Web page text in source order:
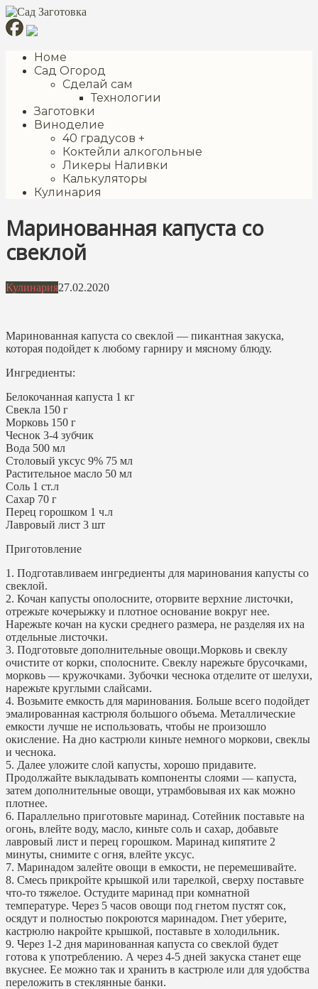
Перейти
к
контенту
Номе
Сад Огород
Сделай сам
Технологии
Заготовки
Виноделие
40 градусов +
Коктейли алкогольные
Ликеры Наливки
Калькуляторы
Кулинария
Маринованная капуста со
свеклой
Кулинария27.02.2020
Маринованная капуста со свеклой — пикантная закуска,
которая подойдет к любому гарниру и мясному блюду.
Ингредиенты:
Белокочанная капуста 1 кг
Свекла 150 г
Морковь 150 г
Чеснок 3-4 зубчик
Вода 500 мл
Столовый уксус 9% 75 мл
Растительное масло 50 мл
Соль 1 ст.л
Сахар 70 г
Перец горошком 1 ч.л
Лавровый лист 3 шт
Приготовление
1. Подготавливаем ингредиенты для маринования капусты со
свеклой.
2. Кочан капусты ополосните, оторвите верхние листочки,
отрежьте кочерыжку и плотное основание вокруг нее.
Нарежьте кочан на куски среднего размера, не разделяя их на
отдельные листочки.
3. Подготовьте дополнительные овощи.Морковь и свеклу
очистите от корки, сполосните. Свеклу нарежьте брусочками,
морковь — кружочками. Зубочки чеснока отделите от шелухи,
нарежьте круглыми слайсами.
4. Возьмите емкость для маринования. Больше всего подойдет
эмалированная кастрюля большого объема. Металлические
емкости лучше не использовать, чтобы не произошло
окисление. На дно кастрюли киньте немного моркови, свеклы
и чеснока.
5. Далее уложите слой капусты, хорошо придавите.
Продолжайте выкладывать компоненты слоями — капуста,
затем дополнительные овощи, утрамбовывая их как можно
плотнее.
6. Параллельно приготовьте маринад. Сотейник поставьте на
огонь, влейте воду, масло, киньте соль и сахар, добавьте
лавровый лист и перец горошком. Маринад кипятите 2
минуты, снимите с огня, влейте уксус.
7. Маринадом залейте овощи в емкости, не перемешивайте.
8. Смесь прикройте крышкой или тарелкой, сверху поставьте
что-то тяжелое. Остудите маринад при комнатной
температуре. Через 5 часов овощи под гнетом пустят сок,
осядут и полностью покроются маринадом. Гнет уберите,
кастрюлю накройте крышкой, поставьте в холодильник.
9. Через 1-2 дня маринованная капуста со свеклой будет
готова к употреблению. А через 4-5 дней закуска станет еще
вкуснее. Ее можно так и хранить в кастрюле или для удобства
переложить в стеклянные банки.